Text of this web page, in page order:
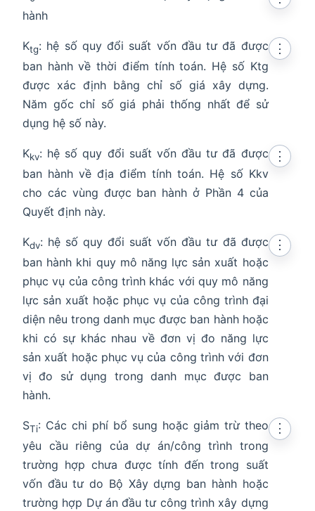
hành
Ktg: hệ số quy đổi suất vốn đầu tư đã được
ban hành về thời điểm tính toán. Hệ số Ktg
được xác định bằng chỉ số giá xây dựng.
Năm gốc chỉ số giá phải thống nhất để sử
dụng hệ số này.
⋮
Kkv: hệ số quy đổi suất vốn đầu tư đã được
ban hành về địa điểm tính toán. Hệ số Kkv
cho các vùng được ban hành ở Phần 4 của
Quyết định này.
⋮
Kdv: hệ số quy đổi suất vốn đầu tư đã được
ban hành khi quy mô năng lực sản xuất hoặc
phục vụ của công trình khác với quy mô năng
lực sản xuất hoặc phục vụ của công trình đại
diện nêu trong danh mục được ban hành hoặc
khi có sự khác nhau về đơn vị đo năng lực
sản xuất hoặc phục vụ của công trình với đơn
vị đo sử dụng trong danh mục được ban
hành.
⋮
STi: Các chi phí bổ sung hoặc giảm trừ theo
yêu cầu riêng của dự án/công trình trong
trường hợp chưa được tính đến trong suất
vốn đầu tư do Bộ Xây dựng ban hành hoặc
trường hợp Dự án đầu tư công trình xây dựng
⋮